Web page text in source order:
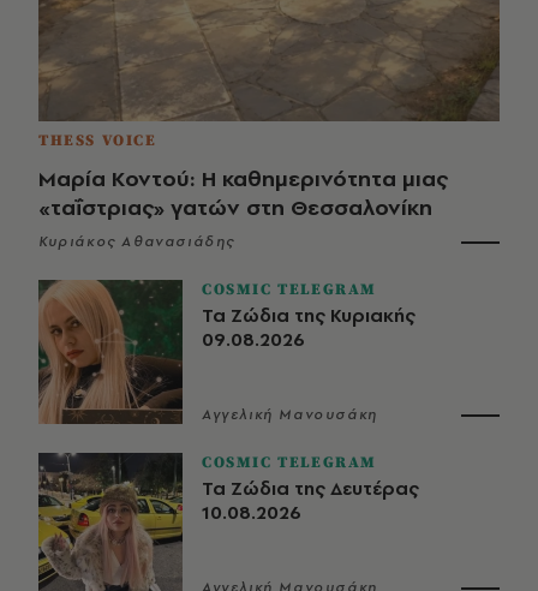
THESS VOICE
Μαρία Κοντού: Η καθημερινότητα μιας
«ταΐστριας» γατών στη Θεσσαλονίκη
Κυριάκος Αθανασιάδης
COSMIC TELEGRAM
Τα Ζώδια της Κυριακής
09.08.2026
Αγγελική Μανουσάκη
COSMIC TELEGRAM
Τα Ζώδια της Δευτέρας
10.08.2026
Αγγελική Μανουσάκη